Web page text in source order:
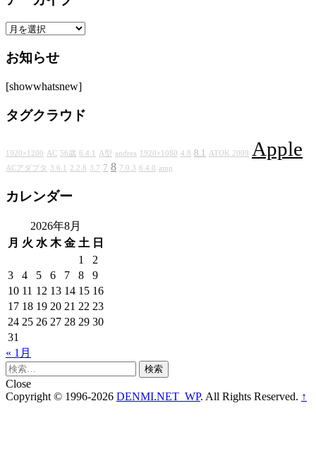
ー
ア
カ
ブ
お知らせ
[showwhatsnew]
タグクラウド
1920×1200 AC 56歳 6.4.1 A型 andrea 1920×1080 4.8 8.1 ATOK 2009 Apple
ACアダプタ 3.6.1 2.2.8 3.7 7 8 7.0.3 6.4.0 amp
カレンダー
2026年8月
月 火 水 木 金 土 日
1
2
3
4 5 6 7 8
9
10 11 12 13 14 15 16
17 18 19 20 21 22 23
24 25 26 27 28 29 30
31
« 1月
検
索:
Close
Copyright © 1996-2026 DENMI.NET_WP. All Rights Reserved. ↑